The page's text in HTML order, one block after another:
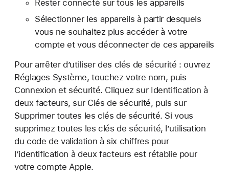
Rester connecté sur tous les appareils
Sélectionner les appareils à partir desquels
vous ne souhaitez plus accéder à votre
compte et vous déconnecter de ces appareils
Pour arrêter d’utiliser des clés de sécurité : ouvrez
Réglages Système, touchez votre nom, puis
Connexion et sécurité. Cliquez sur Identification à
deux facteurs, sur Clés de sécurité, puis sur
Supprimer toutes les clés de sécurité. Si vous
supprimez toutes les clés de sécurité, l’utilisation
du code de validation à six chiffres pour
l’identification à deux facteurs est rétablie pour
votre compte Apple.